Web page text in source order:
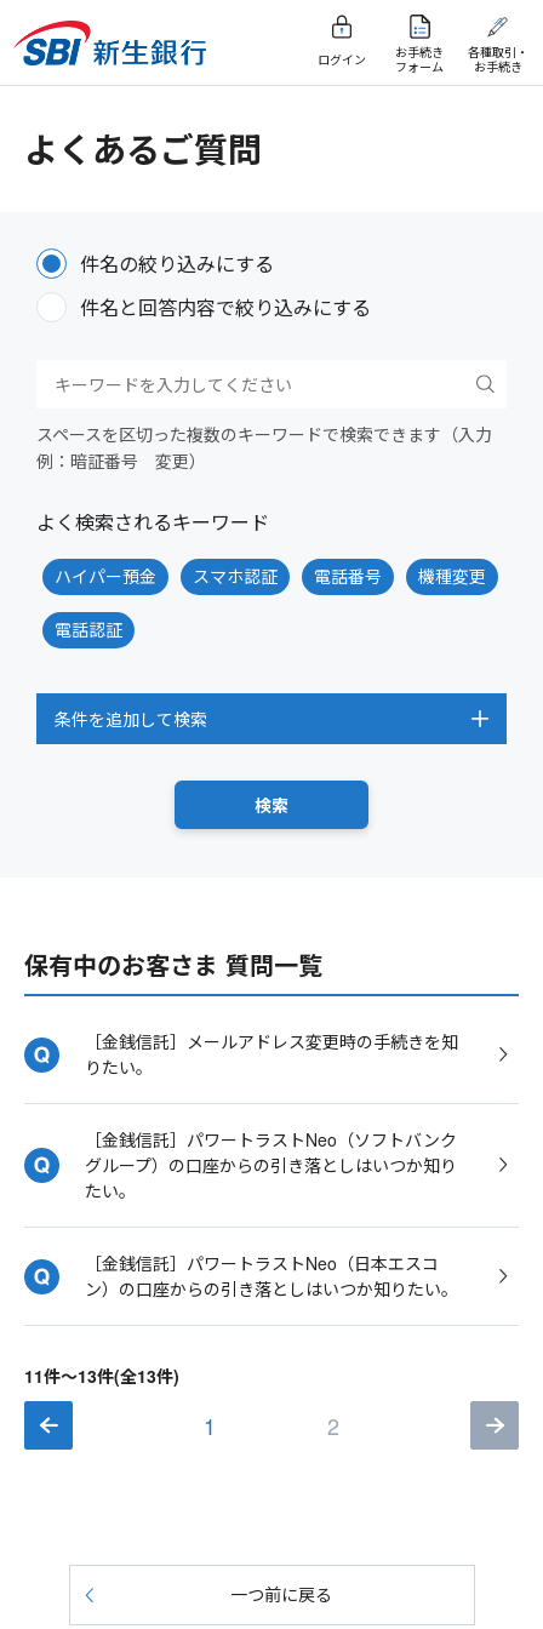
ログイン
お手続き
フォーム
各種取引・
お手続き
よくあるご質問
件名の絞り込みにする
件名と回答内容で絞り込みにする
スペースを区切った複数のキーワードで検索できます（入力
例：暗証番号 変更）
よく検索されるキーワード
ハイパー預金 スマホ認証 電話番号 機種変更
電話認証
条件を追加して検索
保有中のお客さま 質問一覧
［金銭信託］メールアドレス変更時の手続きを知
りたい。
［金銭信託］パワートラストNeo（ソフトバンク
グループ）の口座からの引き落としはいつか知り
たい。
［金銭信託］パワートラストNeo（日本エスコ
ン）の口座からの引き落としはいつか知りたい。
11件～13件(全13件)
1 2
一つ前に戻る